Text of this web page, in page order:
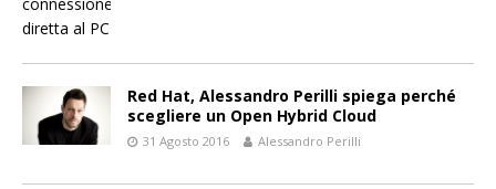
Red Hat, Alessandro Perilli spiega perché
scegliere un Open Hybrid Cloud
31 Agosto 2016 Alessandro Perilli